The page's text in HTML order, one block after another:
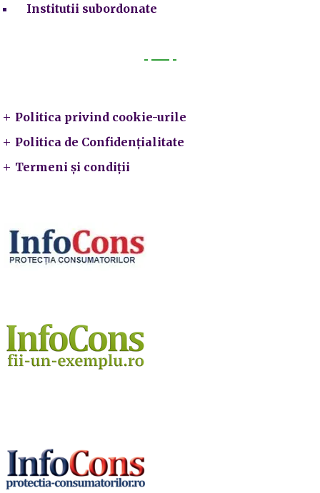
Institutii subordonate
Politica privind cookie-urile
Politica de Confidențialitate
Termeni și condiții